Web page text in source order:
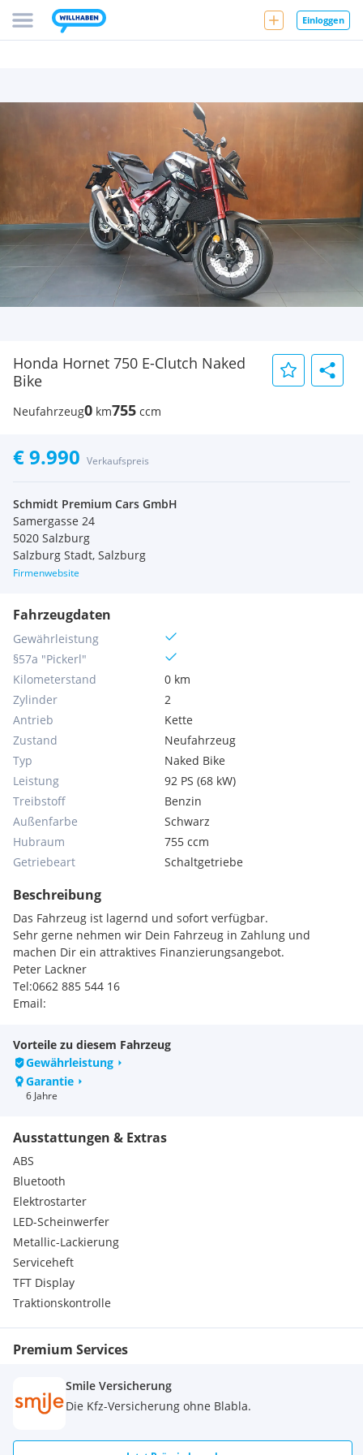
Einloggen
Honda Hornet 750 E-Clutch Naked
Bike
Neufahrzeug0 km755 ccm
€ 9.990 Verkaufspreis
Schmidt Premium Cars GmbH
Samergasse 24
5020 Salzburg
Salzburg Stadt, Salzburg
Firmenwebsite
Fahrzeugdaten
Gewährleistung
§57a "Pickerl"
Kilometerstand
0 km
Zylinder
2
Antrieb
Kette
Zustand
Neufahrzeug
Typ
Naked Bike
Leistung
92 PS (68 kW)
Treibstoff
Benzin
Außenfarbe
Schwarz
Hubraum
755 ccm
Getriebeart
Schaltgetriebe
Beschreibung
Das Fahrzeug ist lagernd und sofort verfügbar.
Sehr gerne nehmen wir Dein Fahrzeug in Zahlung und
machen Dir ein attraktives Finanzierungsangebot.
Peter Lackner
Tel:0662 885 544 16
Email:
Vorteile zu diesem Fahrzeug
Gewährleistung
Garantie
6 Jahre
Ausstattungen & Extras
ABS
Bluetooth
Elektrostarter
LED-Scheinwerfer
Metallic-Lackierung
Serviceheft
TFT Display
Traktionskontrolle
Premium Services
Smile Versicherung
Die Kfz-Versicherung ohne Blabla.